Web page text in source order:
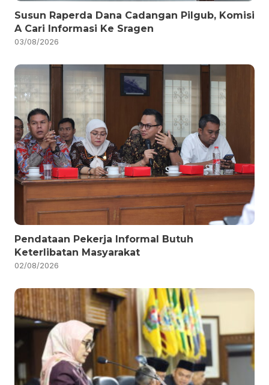
Susun Raperda Dana Cadangan Pilgub, Komisi
A Cari Informasi Ke Sragen
03/08/2026
Pendataan Pekerja Informal Butuh
Keterlibatan Masyarakat
02/08/2026